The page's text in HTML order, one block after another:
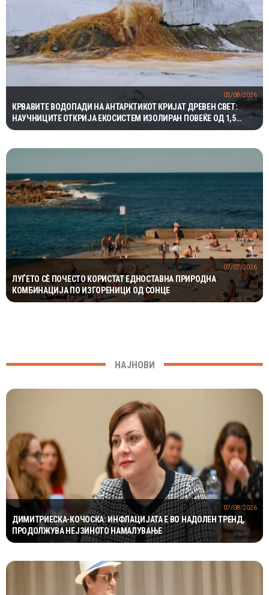
КРВАВИТЕ ВОДОПАДИ НА АНТАРКТИКОТ КРИЈАТ ДРЕВЕН СВЕТ:
НАУЧНИЦИТЕ ОТКРИЈА ЕКОСИСТЕМ ИЗОЛИРАН ПОВЕЌЕ ОД 1,5
МИЛИОНИ ГОДИНИ
05/08/2026
ЛУЃЕТО СÈ ПОЧЕСТО КОРИСТАТ ЕДНОСТАВНА ПРИРОДНА
КОМБИНАЦИЈА ПО ИЗГОРЕНИЦИ ОД СОНЦЕ
07/07/2026
НАЈНОВИ
ДИМИТРИЕСКА-КОЧОСКА: ИНФЛАЦИЈАТА Е ВО НАДОЛЕН ТРЕНД,
ПРОДОЛЖУВА НЕЈЗИНОТО НАМАЛУВАЊЕ
07/08/2026